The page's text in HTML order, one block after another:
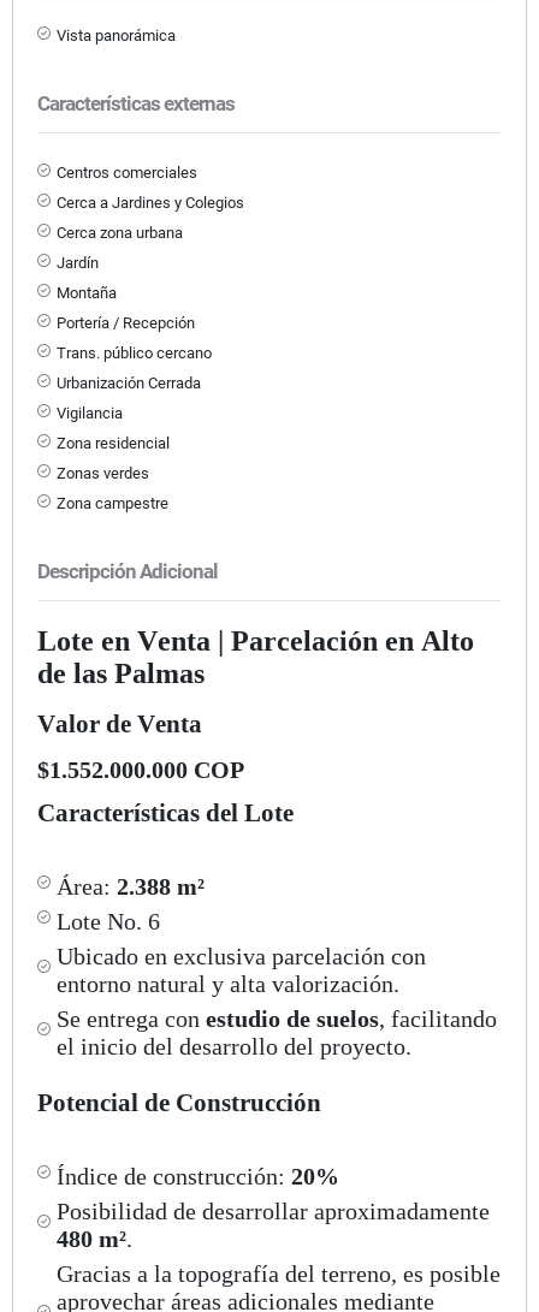
Vista panorámica
Características externas
Centros comerciales
Cerca a Jardines y Colegios
Cerca zona urbana
Jardín
Montaña
Portería / Recepción
Trans. público cercano
Urbanización Cerrada
Vigilancia
Zona residencial
Zonas verdes
Zona campestre
Descripción Adicional
Lote en Venta | Parcelación en Alto
de las Palmas
Valor de Venta
$1.552.000.000 COP
Características del Lote
Área: 2.388 m²
Lote No. 6
Ubicado en exclusiva parcelación con
entorno natural y alta valorización.
Se entrega con estudio de suelos, facilitando
el inicio del desarrollo del proyecto.
Potencial de Construcción
Índice de construcción: 20%
Posibilidad de desarrollar aproximadamente
480 m².
Gracias a la topografía del terreno, es posible
aprovechar áreas adicionales mediante